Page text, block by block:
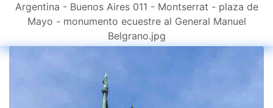
Argentina - Buenos Aires 011 - Montserrat - plaza de
Mayo - monumento ecuestre al General Manuel
Belgrano.jpg